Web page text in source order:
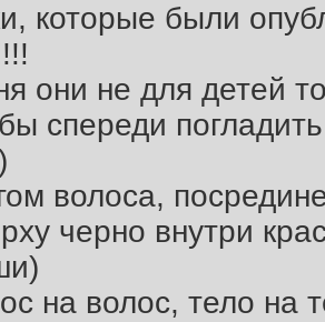
которые были
они не для детей
спереди
волоса,
черно внутри
на волос, тело на